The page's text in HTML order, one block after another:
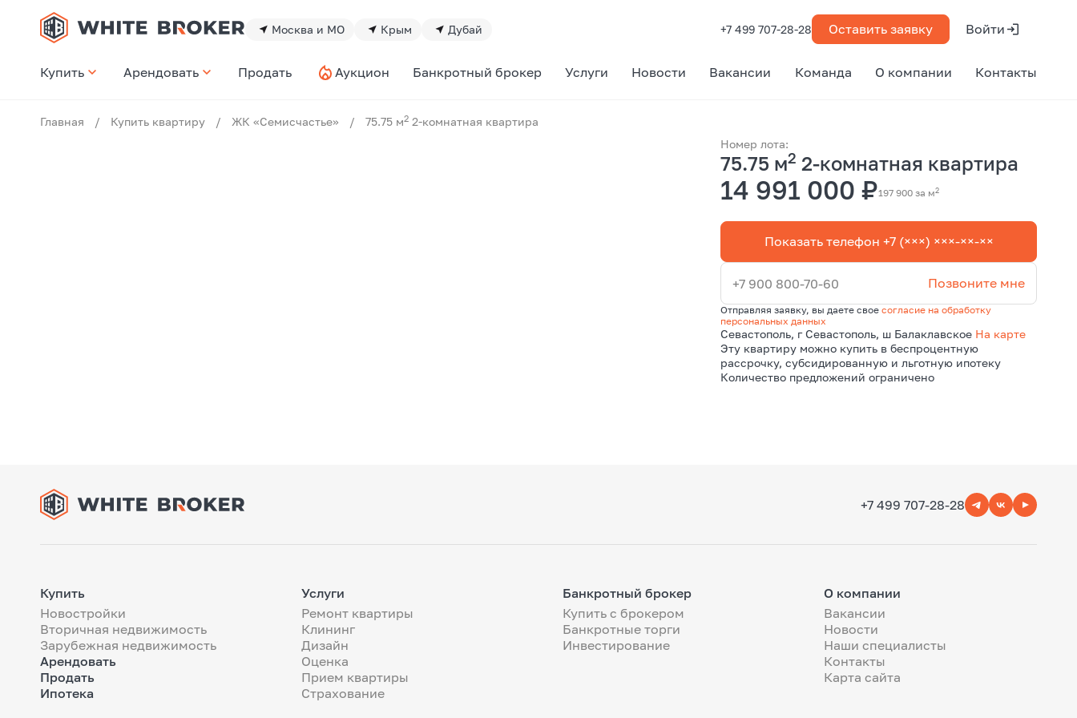
Москва и МО Крым Дубай +7 499 707-28-28 Оставить заявку Войти
Купить Арендовать Продать Аукцион Банкротный брокер Услуги Новости Вакансии Команда О компании Контакты
Главная / Купить квартиру / ЖК «Семисчастье» / 75.75 м2 2-комнатная квартира
Номер лота:
75.75 м2 2-комнатная квартира
14 991 000 ₽197 900 за м2
Показать телефон +7 (×××) ×××-××-××
+7 900 800-70-60 Позвоните мне
Отправляя заявку, вы даете своесогласие на обработку
персональных данных
Севастополь, г Севастополь, ш Балаклавское На карте
Эту квартиру можно купить в беспроцентную
рассрочку, субсидированную и льготную ипотеку
Количество предложений ограничено
+7 499 707-28-28
Купить
Новостройки
Вторичная недвижимость
Зарубежная недвижимость
Арендовать
Продать
Ипотека
Услуги
Ремонт квартиры
Клининг
Дизайн
Оценка
Прием квартиры
Страхование
Банкротный брокер
Купить с брокером
Банкротные торги
Инвестирование
О компании
Вакансии
Новости
Наши специалисты
Контакты
Карта сайта